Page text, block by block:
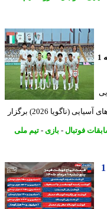
قرعه کشی مسابقات فوتبال بیستمین دوره بازی های آسیایی (ناگویا 2026) برگزار
فوتبال-بازی - تیم ملی